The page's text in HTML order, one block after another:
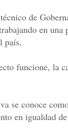
de
en una
país.
funcione, la
se conoce
en igualdad